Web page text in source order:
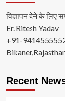
विज्ञापन देने के लिए
Er. Ritesh Yadav
+91-
Recent